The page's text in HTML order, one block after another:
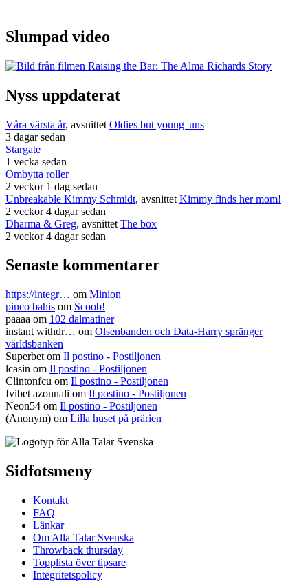
Slumpad video
Nyss uppdaterat
Våra värsta år, avsnittet Oldies but young 'uns
3 dagar sedan
Stargate
1 vecka sedan
Ombytta roller
2 veckor 1 dag sedan
Unbreakable Kimmy Schmidt, avsnittet Kimmy finds her mom!
2 veckor 4 dagar sedan
Dharma & Greg, avsnittet The box
2 veckor 4 dagar sedan
Senaste kommentarer
https://integr… om Minion
pinco bahis om Scoob!
paaaa om 102 dalmatiner
instant withdr… om Olsenbanden och Data-Harry spränger
världsbanken
Superbet om Il postino - Postiljonen
lcasin om Il postino - Postiljonen
Clintonfcu om Il postino - Postiljonen
Ivibet azonnali om Il postino - Postiljonen
Neon54 om Il postino - Postiljonen
(Anonym) om Lilla huset på prärien
Sidfotsmeny
Kontakt
FAQ
Länkar
Om Alla Talar Svenska
Throwback thursday
Topplista över tipsare
Integritetspolicy